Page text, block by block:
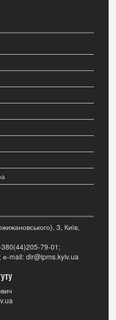
3, Київ,
79-01;
mail: dir@ipms.kyiv.ua